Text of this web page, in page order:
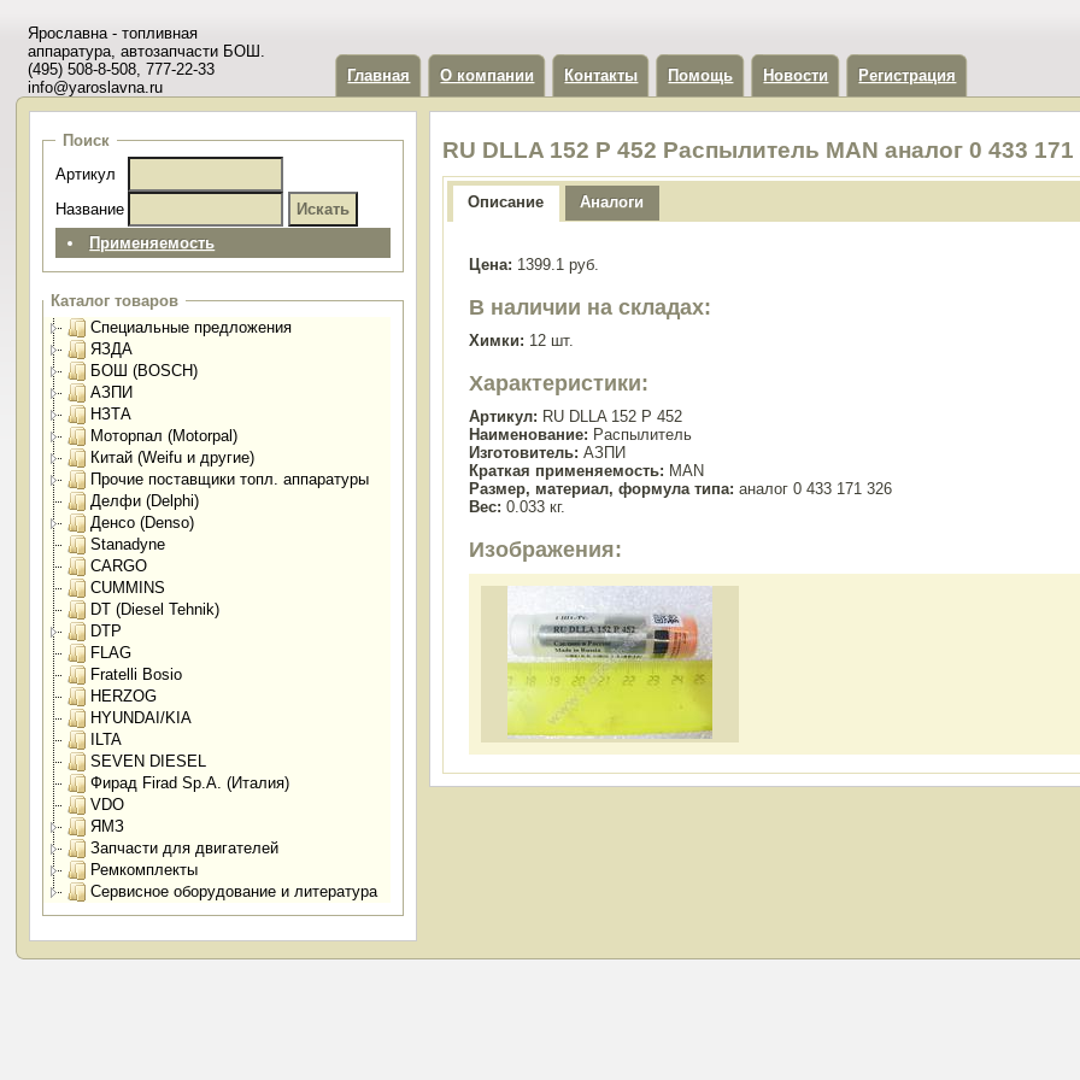
Ярославна - топливная
аппаратура, автозапчасти БОШ.
(495) 508-8-508, 777-22-33
info@yaroslavna.ru
Главная О компании Контакты Помощь Новости Регистрация
Поиск
Артикул
Название
Применяемость
Каталог товаров
Специальные предложения
ЯЗДА
БОШ (BOSCH)
АЗПИ
НЗТА
Моторпал (Motorpal)
Китай (Weifu и другие)
Прочие поставщики топл. аппаратуры
Делфи (Delphi)
Денсо (Denso)
Stanadyne
CARGO
CUMMINS
DT (Diesel Tehnik)
DTP
FLAG
Fratelli Bosio
HERZOG
HYUNDAI/KIA
ILTA
SEVEN DIESEL
Фирад Firad Sp.A. (Италия)
VDO
ЯМЗ
Запчасти для двигателей
Ремкомплекты
Сервисное оборудование и литература
RU DLLA 152 P 452 Распылитель MAN аналог 0 433
Описание Аналоги
Цена: 1399.1 руб.
В наличии на складах:
Химки: 12 шт.
Характеристики:
Артикул: RU DLLA 152 P 452
Наименование: Распылитель
Изготовитель: АЗПИ
Краткая применяемость: MAN
Размер, материал, формула типа: аналог 0 433 171 326
Вес: 0.033 кг.
Изображения: